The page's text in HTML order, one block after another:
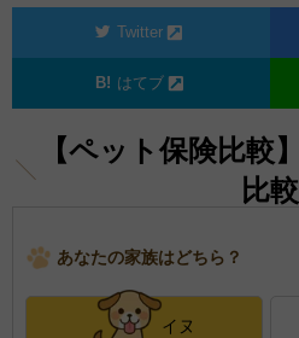
Twitter
はてブ
【ペット保険比較】
比較
あなたの家族はどちら？
イヌ